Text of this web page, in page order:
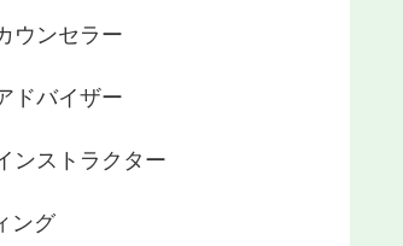
ウンセラー
ドバイザー
ンストラクター
ング